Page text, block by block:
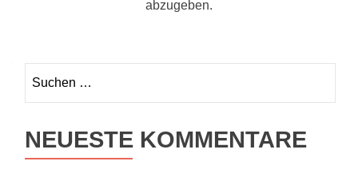
abzugeben.
nach:
NEUESTE KOMMENTARE